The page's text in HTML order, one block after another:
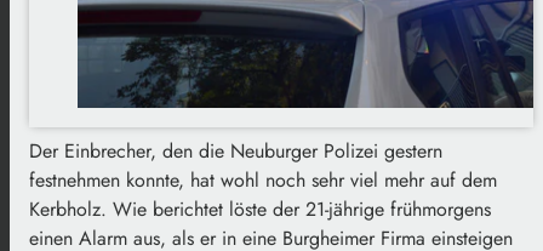
Der Einbrecher, den die Neuburger Polizei gestern
festnehmen konnte, hat wohl noch sehr viel mehr auf dem
Kerbholz. Wie berichtet löste der 21-jährige frühmorgens
einen Alarm aus, als er in eine Burgheimer Firma einsteigen